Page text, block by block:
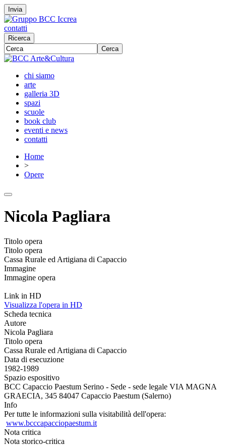
Invia
contatti
Ricerca
Cerca
chi siamo
arte
galleria 3D
spazi
scuole
book club
eventi e news
contatti
Home
>
Opere
Nicola Pagliara
Titolo opera
Titolo opera
Cassa Rurale ed Artigiana di Capaccio
Immagine
Immagine opera
Link in HD
Visualizza l'opera in HD
Scheda tecnica
Autore
Nicola Pagliara
Titolo opera
Cassa Rurale ed Artigiana di Capaccio
Data di esecuzione
1982-1989
Spazio espositivo
BCC Capaccio Paestum Serino - Sede - sede legale VIA MAGNA
GRAECIA, 345 84047 Capaccio Paestum (Salerno)
Info
Per tutte le informazioni sulla visitabilità dell'opera:
www.bcccapacciopaestum.it
Nota critica
Nota storico-critica